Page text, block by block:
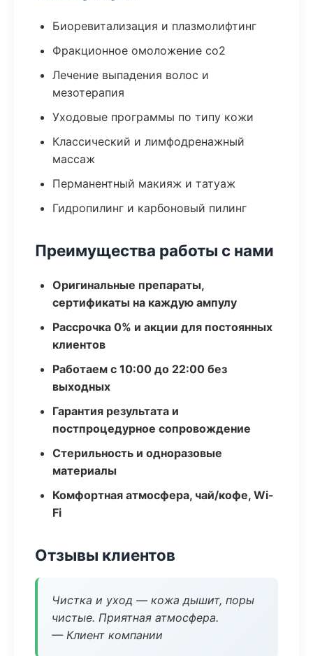
Биоревитализация и плазмолифтинг
Фракционное омоложение co2
Лечение выпадения волос и
мезотерапия
Уходовые программы по типу кожи
Классический и лимфодренажный
массаж
Перманентный макияж и татуаж
Гидропилинг и карбоновый пилинг
Преимущества работы с нами
Оригинальные препараты,
сертификаты на каждую ампулу
Рассрочка 0% и акции для постоянных
клиентов
Работаем с 10:00 до 22:00 без
выходных
Гарантия результата и
постпроцедурное сопровождение
Стерильность и одноразовые
материалы
Комфортная атмосфера, чай/кофе, Wi-
Fi
Отзывы клиентов
Чистка и уход — кожа дышит, поры
чистые. Приятная атмосфера.
— Клиент компании